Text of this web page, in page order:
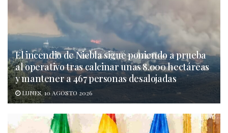
El incendio de Niebla sigue poniendo a prueba
al operativo tras calcinar unas 8.000 hectáreas
y mantener a 467 personas desalojadas
LUNES, 10 AGOSTO 2026